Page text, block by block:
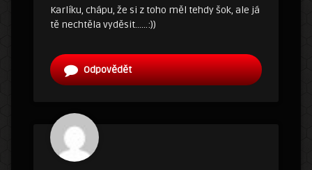
Karlíku, chápu, že si z toho měl tehdy šok, ale já
tě nechtěla vyděsit……:))
Odpovědět